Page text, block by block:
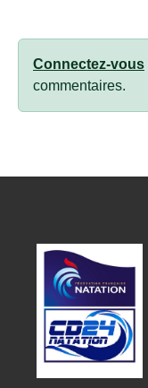
Connectez-vous
commentaires.